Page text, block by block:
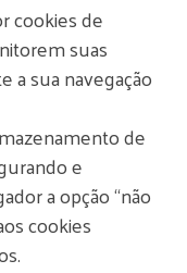
cookies de
suas
a sua navegação
de
e
a opção “não
cookies